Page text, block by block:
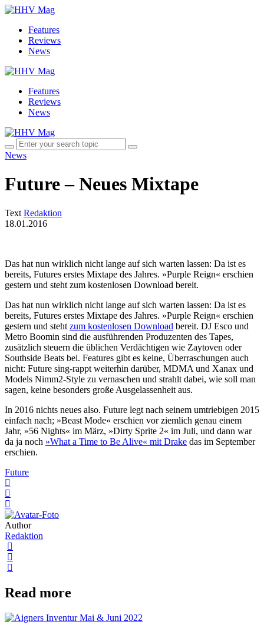
Features
Reviews
News
Features
Reviews
News
News
Future – Neues Mixtape
Text Redaktion
18.01.2016
Das hat nun wirklich nicht lange auf sich warten lassen: Da ist es
bereits, Futures erstes Mixtape des Jahres. »Purple Reign« erschien
gestern und steht zum kostenlosen Download bereit.
Das hat nun wirklich nicht lange auf sich warten lassen: Da ist es
bereits, Futures erstes Mixtape des Jahres. »Purple Reign« erschien
gestern und steht zum kostenlosen Download bereit. DJ Esco und
Metro Boomin sind die ausführenden Produzenten des Tapes,
zusätzlich steuern die üblichen Verdächtigen wie Zaytoven oder
Southside Beats bei. Features gibt es keine, Überraschungen auch
nicht: Future sing-rappt weiterhin darüber, MDMA und Xanax und
Models Nimm2-Style zu vernaschen und strahlt dabei, wie soll man
sagen, keine besonders große Ausgelassenheit aus.
In 2016 nichts neues also. Future legt nach seinem umtriebigen 2015
einfach nach; »Beast Mode« erschien vor ziemlich genau einem
Jahr, »56 Nights« im März, »Dirty Sprite 2« im Juli, und dann war
da ja noch »What a Time to Be Alive« mit Drake das im September
erschien.
Future
Author
Redaktion
Read more